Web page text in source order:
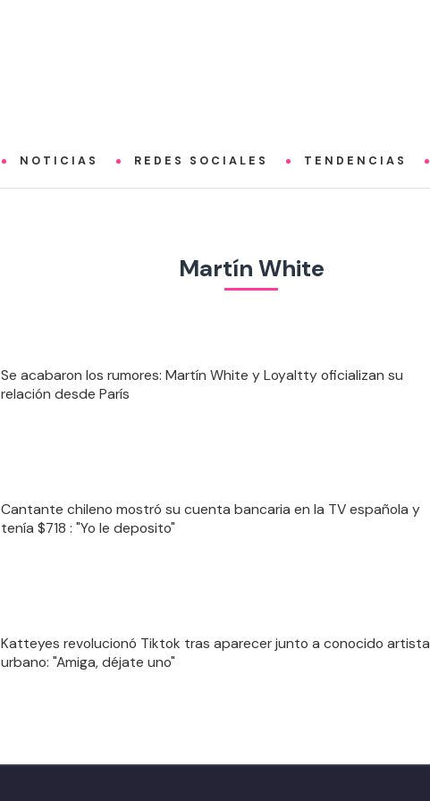
NOTICIAS REDES SOCIALES TENDENCIAS
Martín White
Se acabaron los rumores: Martín White y Loyaltty oficializan su
relación desde París
Cantante chileno mostró su cuenta bancaria en la TV española y
tenía $718 : "Yo le deposito"
Katteyes revolucionó Tiktok tras aparecer junto a conocido artista
urbano: "Amiga, déjate uno"